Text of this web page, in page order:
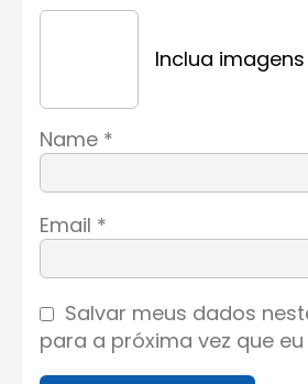
Inclua
Name *
Email *
Salvar meus dados
para a próxima vez que